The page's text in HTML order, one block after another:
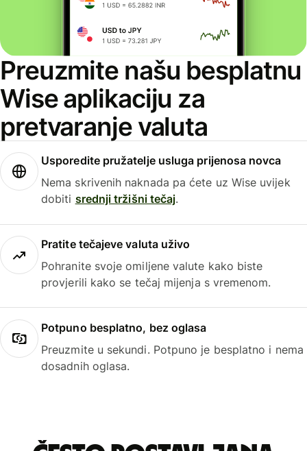
Preuzmite našu besplatnu
Wise aplikaciju za
pretvaranje valuta
Usporedite pružatelje usluga prijenosa novca
Nema skrivenih naknada pa ćete uz Wise uvijek
dobiti srednji tržišni tečaj.
Pratite tečajeve valuta uživo
Pohranite svoje omiljene valute kako biste
provjerili kako se tečaj mijenja s vremenom.
Potpuno besplatno, bez oglasa
Preuzmite u sekundi. Potpuno je besplatno i nema
dosadnih oglasa.